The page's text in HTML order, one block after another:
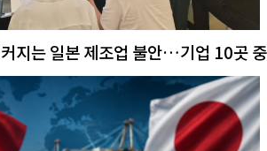
지는 일본 제조업 불안…기업 10곳 중